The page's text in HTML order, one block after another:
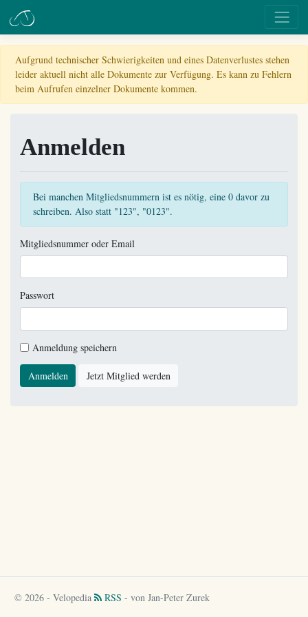
Aufgrund technischer Schwierigkeiten und eines Datenverlustes stehen
leider aktuell nicht alle Dokumente zur Verfügung. Es kann zu Fehlern
beim Aufrufen einzelner Dokumente kommen.
Anmelden
Bei manchen Mitgliedsnummern ist es nötig, eine 0 davor zu
schreiben. Also statt "123", "0123".
Mitgliedsnummer oder Email
Passwort
Anmeldung speichern
Anmelden Jetzt Mitglied werden
© 2026 - Velopedia RSS - von Jan-Peter Zurek